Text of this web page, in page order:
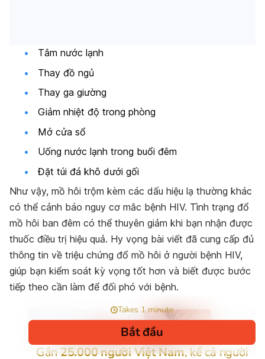
Tắm nước lạnh
Thay đồ ngủ
Thay ga giường
Giảm nhiệt độ trong phòng
Mở cửa sổ
Uống nước lạnh trong buổi đêm
Đặt túi đá khô dưới gối
Như vậy, mồ hôi trộm kèm các dấu hiệu lạ thường khác
có thể cảnh báo nguy cơ mắc bệnh HIV. Tình trạng đổ
mồ hôi ban đêm có thể thuyên giảm khi bạn nhận được
thuốc điều trị hiệu quả. Hy vọng bài viết đã cung cấp đủ
thông tin về triệu chứng đổ mồ hôi ở người bệnh HIV,
giúp bạn kiểm soát kỳ vọng tốt hơn và biết được bước
tiếp theo cần làm để đối phó với bệnh.